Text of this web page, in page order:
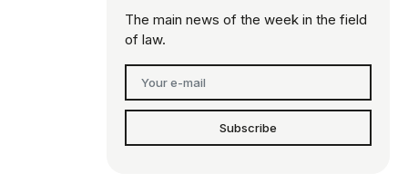
The main news of the week in the field
of law.
Subscribe